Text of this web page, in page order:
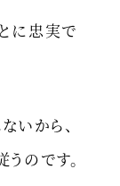
に忠実で
いから、
のです。